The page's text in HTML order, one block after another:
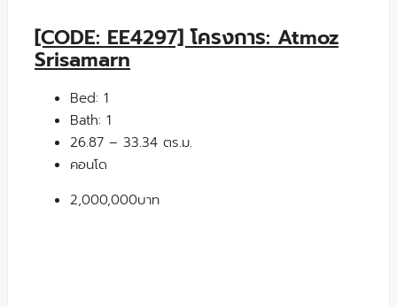
[CODE: EE4297] โครงการ: Atmoz
Srisamarn
Bed: 1
Bath: 1
26.87 – 33.34 ตร.ม.
คอนโด
2,000,000บาท